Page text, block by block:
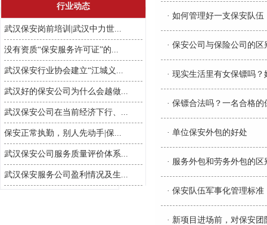
行业动态
武汉保安岗前培训|武汉中力世...
没有资质“保安服务许可证”的...
武汉保安行业协会建立“江城义...
武汉好的保安公司为什么会越做...
武汉保安公司在当前经济下行、...
保安正常执勤，别人先动手|保...
武汉保安公司服务质量评价体系...
武汉保安服务公司盈利情况及生...
· 如何管理好一支保安队伍
· 保安公司与保险公司的区
· 现实生活里有女保镖吗
· 保镖合法吗？一名合格
· 单位保安外包的好处
· 服务外包和劳务外包的区
· 保安队伍军事化管理标
· 新项目进场前，对保安